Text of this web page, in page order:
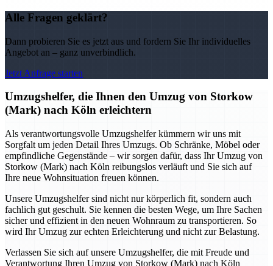
Alle Fragen geklärt?
Dann probieren Sie es jetzt aus und fordern Sie Ihr individuelles
Angebot an – ganz unverbindlich.
Jetzt Anfrage starten
Umzugshelfer, die Ihnen den Umzug von Storkow
(Mark) nach Köln erleichtern
Als verantwortungsvolle Umzugshelfer kümmern wir uns mit
Sorgfalt um jeden Detail Ihres Umzugs. Ob Schränke, Möbel oder
empfindliche Gegenstände – wir sorgen dafür, dass Ihr Umzug von
Storkow (Mark) nach Köln reibungslos verläuft und Sie sich auf
Ihre neue Wohnsituation freuen können.
Unsere Umzugshelfer sind nicht nur körperlich fit, sondern auch
fachlich gut geschult. Sie kennen die besten Wege, um Ihre Sachen
sicher und effizient in den neuen Wohnraum zu transportieren. So
wird Ihr Umzug zur echten Erleichterung und nicht zur Belastung.
Verlassen Sie sich auf unsere Umzugshelfer, die mit Freude und
Verantwortung Ihren Umzug von Storkow (Mark) nach Köln